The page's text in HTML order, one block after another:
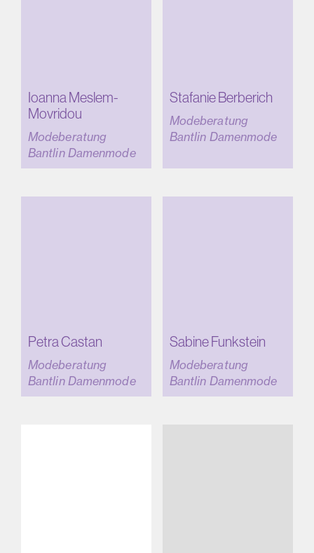
Ioanna Meslem-
Movridou
Modeberatung
Bantlin Damenmode
Stafanie Berberich
Modeberatung
Bantlin Damenmode
Petra Castan
Modeberatung
Bantlin Damenmode
Sabine Funkstein
Modeberatung
Bantlin Damenmode